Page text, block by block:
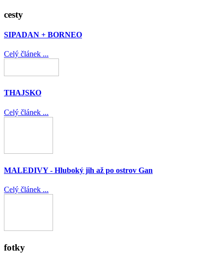
cesty
SIPADAN + BORNEO
Celý článek ...
THAJSKO
Celý článek ...
MALEDIVY - Hluboký jih až po ostrov Gan
Celý článek ...
fotky